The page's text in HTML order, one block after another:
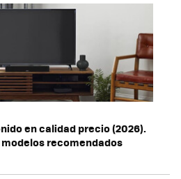
en calidad precio (2026).
recomendados